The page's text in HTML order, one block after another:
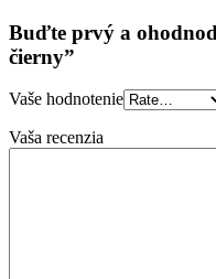
Buďte prvý a
čierny”
Vaše hodnotenie
Vaša recenzia